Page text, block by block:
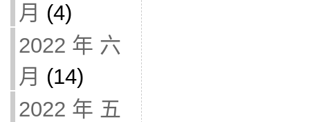
月 (4)
2022 年 六
月 (14)
2022 年 五